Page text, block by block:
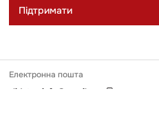
Підтримати
Електронна пошта
slidstvo.info@gmail.com